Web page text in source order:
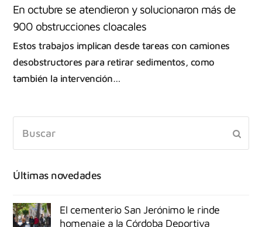
En octubre se atendieron y solucionaron más de
900 obstrucciones cloacales
Estos trabajos implican desde tareas con camiones
desobstructores para retirar sedimentos, como
también la intervención…
Últimas novedades
El cementerio San Jerónimo le rinde
homenaje a la Córdoba Deportiva